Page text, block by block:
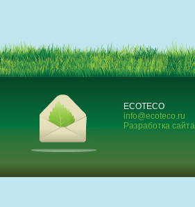
ECOTECO
info@ecoteco.ru
Разработка сайта